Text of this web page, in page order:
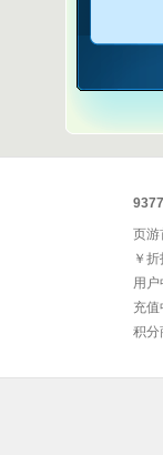
页游
￥
用户
充值
积分